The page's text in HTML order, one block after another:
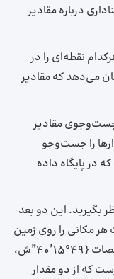
درباره مقادیر
نقطه‌ای را در
می‌دهد که مقادیر
جست‌و‌جوی مقادیر
را جست‌و‌جو
در پایگاه داده
بگیرید. این دو بعد
مکانی را روی زمین
نشان دهند. مثلاً شهر ونکوور در کانادا با مختصات {۴۹°۱۵’۴۰”ش،
که از دو مقدار